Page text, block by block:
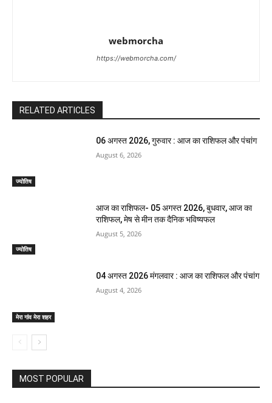
webmorcha
https://webmorcha.com/
RELATED ARTICLES
ज्योतिष
06 अगस्त 2026, गुरुवार : आज का राशिफल और पंचांग
August 6, 2026
ज्योतिष
आज का राशिफल- 05 अगस्त 2026, बुधवार, आज का
राशिफल, मेष से मीन तक दैनिक भविष्यफल
August 5, 2026
मेरा गांव मेरा शहर
04 अगस्त 2026 मंगलवार : आज का राशिफल और पंचांग
August 4, 2026
MOST POPULAR